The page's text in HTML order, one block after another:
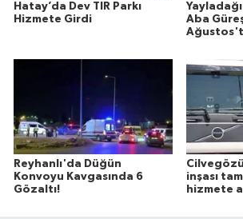
Hatay’da Dev TIR Parkı
Hizmete Girdi
Aba
Reyhanlı'da Düğün
Konvoyu Kavgasında 6
Gözaltı!
Cilvegözü
inşası
hizmete